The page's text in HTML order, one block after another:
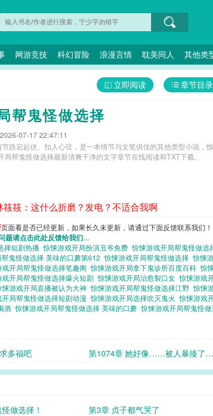
网游竞技 科幻冒险 浪漫言情 耽美同人 其他类
章节目录
立即阅读
帮鬼怪做选择
07-17 22:47:11
跌宕起伏、扣人心弦，是一本情节与文笔俱佳的其他类型小说，
帮鬼怪做选择最新清爽干净的文字章节在线阅读和TXT下载。
筱：这什么折磨？发电？不适合我啊
页面看是否已经更新，如果长久未更新，请通过下面反馈联系我们
题请点击此处反馈给我们...
择短剧热播惊悚游戏开局扮演丑爷免费惊悚游戏开局帮鬼怪做
帮鬼怪做选择 美味的口蘑第612惊悚游戏开局帮鬼怪做选择惊悚
戏开局帮鬼怪做选择笔趣阁惊悚游戏开局拿下鬼诊所百度百科惊
戏开局帮鬼怪做选择爆火短剧惊悚游戏开局治愈裂口女惊悚游戏
悚游戏开局直播被认为大神惊悚游戏开局帮鬼怪做选择江野惊悚
开局帮鬼怪做选择短剧动漫惊悚游戏开局选择吹灭鬼火惊悚游戏
酒惊悚游戏开局帮鬼怪做选择 美味的口蘑惊悚游戏开局帮鬼怪
多福吧
第1074章 她好像……被人暴揍了一
顿。
做选择！ 第3章 贞子都气哭了